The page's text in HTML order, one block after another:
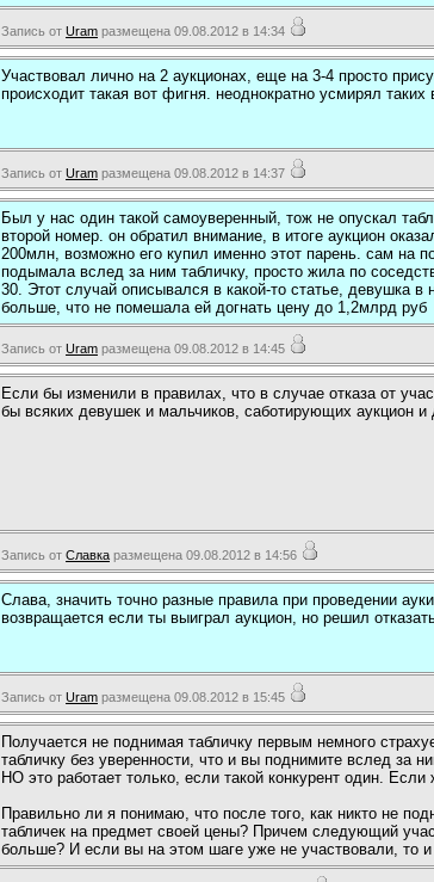
Запись от Uram размещена 09.08.2012 в 14:34
Участвовал лично на 2 аукционах, еще на 3-4 просто
происходит такая вот фигня. неоднократно усмирял таких
Запись от Uram размещена 09.08.2012 в 14:37
Был у нас один такой самоуверенный, тож не опускал
второй номер. он обратил внимание, в итоге аукцион
200млн, возможно его купил именно этот парень. сам на
подымала вслед за ним табличку, просто жила по
30. Этот случай описывался в какой-то статье, девушка в
больше, что не помешала ей догнать цену до 1,2млрд руб
Запись от Uram размещена 09.08.2012 в 14:45
Если бы изменили в правилах, что в случае отказа от
бы всяких девушек и мальчиков, саботирующих аукцион
Запись от Славка размещена 09.08.2012 в 14:56
Слава, значить точно разные правила при проведении
возвращается если ты выиграл аукцион, но решил
Запись от Uram размещена 09.08.2012 в 15:45
Получается не поднимая табличку первым немного
табличку без уверенности, что и вы поднимите вслед за
НО это работает только, если такой конкурент один.
Правильно ли я понимаю, что после того, как никто не
табличек на предмет своей цены? Причем следующий
больше? И если вы на этом шаге уже не участвовали, то